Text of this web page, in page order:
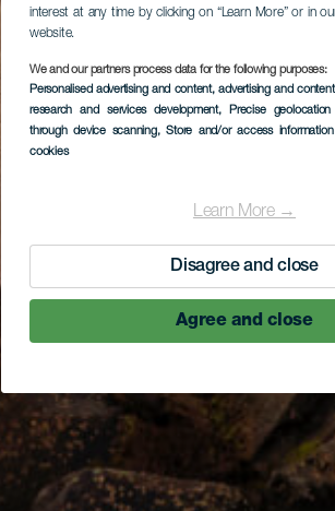
interest at any time by clicking on “Learn More” or in
website.
We and our partners process data for the following purposes:
Personalised advertising and content, advertising and
research and services development, Precise
through device scanning, Store and/or access
cookies
Learn More →
Disagree and close
Agree and close